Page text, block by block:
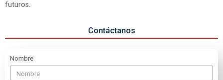
futuros.
Contáctanos
Nombre